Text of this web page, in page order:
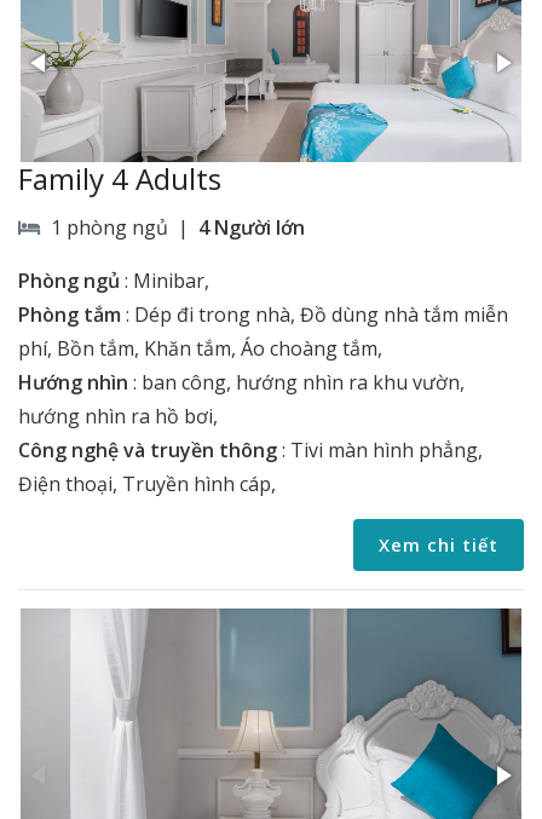
Family 4 Adults
1 phòng ngủ | 4 Người lớn
Phòng ngủ : Minibar,
Phòng tắm : Dép đi trong nhà, Đồ dùng nhà tắm miễn
phí, Bồn tắm, Khăn tắm, Áo choàng tắm,
Hướng nhìn : ban công, hướng nhìn ra khu vườn,
hướng nhìn ra hồ bơi,
Công nghệ và truyền thông: Tivi màn hình phẳng,
Điện thoại, Truyền hình cáp,
Xem chi tiết